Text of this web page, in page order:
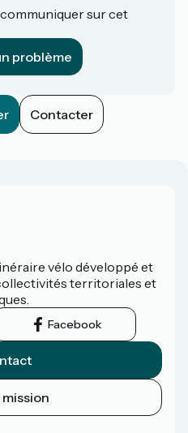
sur cet
problème
Contacter
vélo développé et
territoriales et
Facebook